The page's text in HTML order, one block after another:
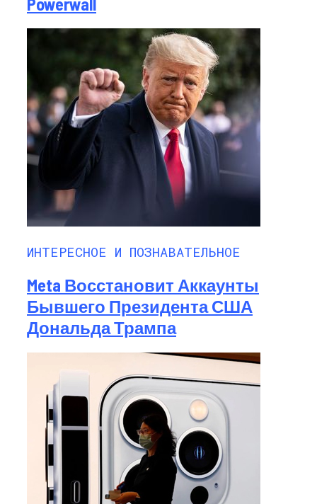
ИНТЕРЕСНОЕ И ПОЗНАВАТЕЛЬНОЕ
Meta Восстановит Аккаунты
Бывшего Президента США
Дональда Трампа